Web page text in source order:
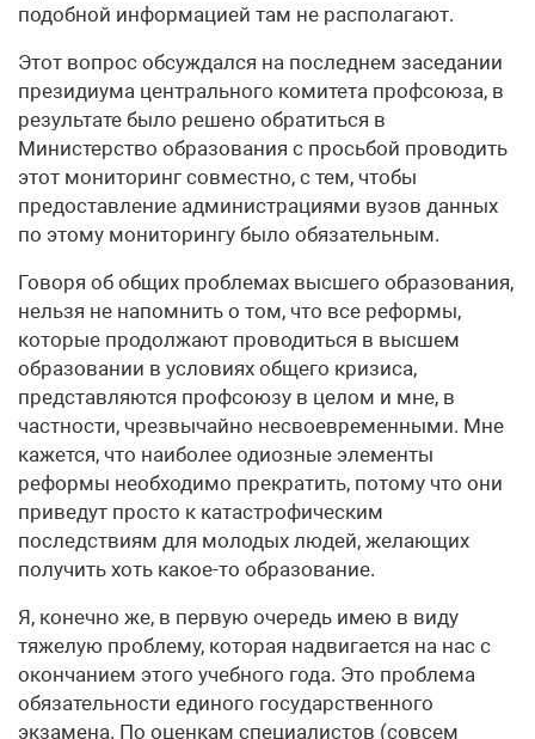
подобной информацией там не располагают.
Этот вопрос обсуждался на последнем заседании
президиума центрального комитета профсоюза, в
результате было решено обратиться в
Министерство образования с просьбой проводить
этот мониторинг совместно, с тем, чтобы
предоставление администрациями вузов данных
по этому мониторингу было обязательным.
Говоря об общих проблемах высшего образования,
нельзя не напомнить о том, что все реформы,
которые продолжают проводиться в высшем
образовании в условиях общего кризиса,
представляются профсоюзу в целом и мне, в
частности, чрезвычайно несвоевременными. Мне
кажется, что наиболее одиозные элементы
реформы необходимо прекратить, потому что они
приведут просто к катастрофическим
последствиям для молодых людей, желающих
получить хоть какое-то образование.
Я, конечно же, в первую очередь имею в виду
тяжелую проблему, которая надвигается на нас с
окончанием этого учебного года. Это проблема
обязательности единого государственного
экзамена. По оценкам специалистов (совсем